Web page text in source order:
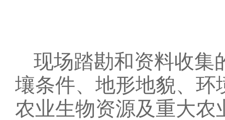
现场踏勘和资料收集
壤条件、地形地貌、环
农业生物资源及重大